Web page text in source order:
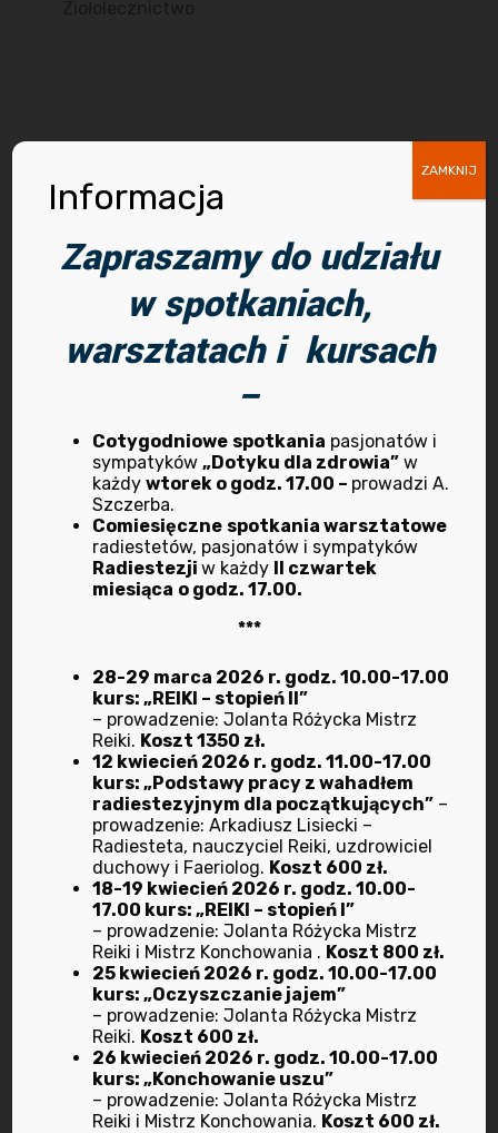
Archiwum
kwiecień 2026
wrzesień 2024
lipiec 2024
marzec 2024
luty 2024
lipiec 2023
maj 2023
marzec 2023
luty 2023
styczeń 2023
grudzień 2022
listopad 2022
październik 2022
Informacja
Zapraszamy do udziału
w spotkaniach,
warsztatach i kursach
–
Cotygodniowe spotkania pasjonatów i
sympatyków„Dotyku dla zdrowia” w
każdywtorek o godz. 17.00 – prowadzi A.
Szczerba.
Comiesięczne spotkania warsztatowe
radiestetów, pasjonatów i sympatyków
Radiestezjiw każdy II czwartek
miesiąca o godz. 17.00.
***
28-29 marca 2026 r. godz. 10.00-17.00
kurs: „REIKI – stopień II”
– prowadzenie: Jolanta Różycka Mistrz
Reiki. Koszt 1350 zł.
12 kwiecień 2026 r. godz. 11.00-17.00
kurs: „Podstawy pracy z wahadłem
radiestezyjnym dla początkujących” –
prowadzenie: Arkadiusz Lisiecki –
Radiesteta, nauczyciel Reiki, uzdrowiciel
duchowy i Faeriolog. Koszt 600 zł.
18-19 kwiecień 2026 r. godz. 10.00-
17.00 kurs: „REIKI – stopień I”
– prowadzenie: Jolanta Różycka Mistrz
Reiki i Mistrz Konchowania . Koszt 800 zł.
25 kwiecień 2026 r. godz. 10.00-17.00
kurs: „Oczyszczanie jajem”
– prowadzenie: Jolanta Różycka Mistrz
Reiki. Koszt 600 zł.
26 kwiecień 2026 r. godz. 10.00-17.00
kurs: „Konchowanie uszu”
– prowadzenie: Jolanta Różycka Mistrz
Reiki i Mistrz Konchowania. Koszt 600 zł.
ZAMKNIJ